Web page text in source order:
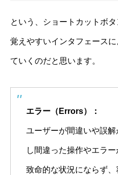
という、ショートカットボ
覚えやすいインタフェース
ていくのだと思います。
エラー（Errors）：
ユーザーが間違いや誤
し間違った操作やエラー
致命的な状況にならず